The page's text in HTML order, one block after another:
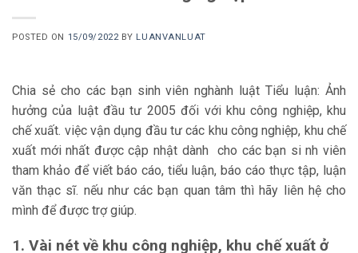
POSTED ON 15/09/2022 BY LUANVANLUAT
Chia sẻ cho các bạn sinh viên nghành luật Tiểu luận: Ảnh
hưởng của luật đầu tư 2005 đối với khu công nghiệp, khu
chế xuất. việc vận dụng đầu tư các khu công nghiệp, khu chế
xuất mới nhất được cập nhật dành cho các bạn si nh viên
tham khảo để viết báo cáo, tiểu luận, báo cáo thực tập, luận
văn thạc sĩ. nếu như các bạn quan tâm thì hãy liên hệ cho
mình để được trợ giúp.
1. Vài nét về khu công nghiệp, khu chế xuất ở